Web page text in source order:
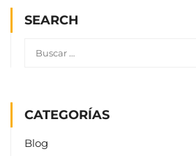
SEARCH
CATEGORÍAS
Blog